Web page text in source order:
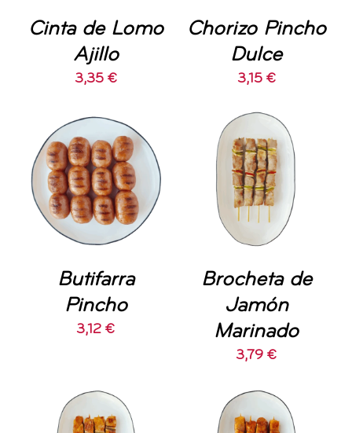
Cinta de Lomo
Ajillo
3,35 €
Chorizo Pincho
Dulce
3,15 €
AÑADIR AL
CARRITO
/
DETALLES
Butifarra
Pincho
3,12 €
AÑADIR AL
CARRITO
DETALLES
Brocheta de
Jamón
Marinado
3,79 €